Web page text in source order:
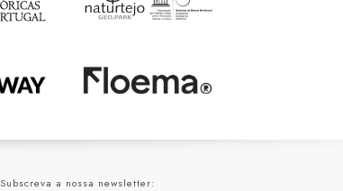
Subscreva a nossa newsletter: